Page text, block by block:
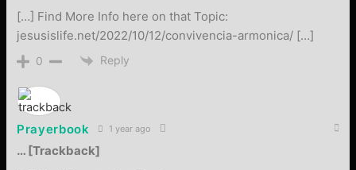
[…] Find More Info here on that Topic:
jesusislife.net/2022/10/12/convivencia-armonica/ […]
0 Reply
Prayerbook 1 year ago
… [Trackback]